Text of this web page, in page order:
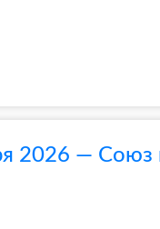
2026 — Союз